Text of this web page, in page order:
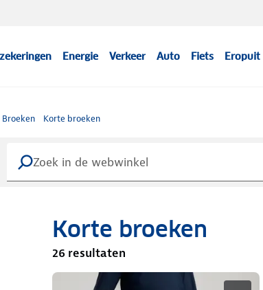
Energie Verkeer Auto Fiets Eropuit
Broeken Korte broeken
Korte broeken
26 resultaten